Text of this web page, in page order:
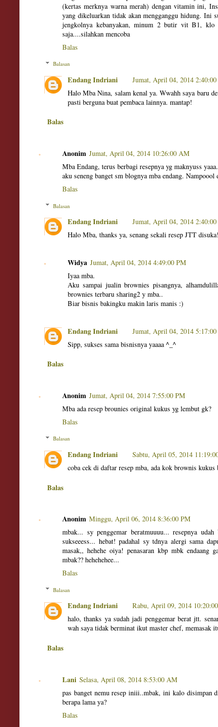
(kertas merknya warna merah) dengan vitamin ini,
yang dikeluarkan tidak akan mengganggu hidung. Ini
jengkolnya kebanyakan, minum 2 butir vit B1, klo
saja....silahkan mencoba
Balas
Balasan
Endang Indriani
Jumat, April 04, 2014
Halo Mba Nina, salam kenal ya. Wwahh saya baru
pasti berguna buat pembaca lainnya. mantap!
Balas
Anonim Jumat, April 04, 2014 10:26:00 AM
Mba Endang, terus berbagi resepnya yg maknyuss yaaa.
aku seneng banget sm blognya mba endang. Nampoool
Balas
Balasan
Endang Indriani
Jumat, April 04, 2014
Halo Mba, thanks ya, senang sekali resep JTT
Widya Jumat, April 04, 2014 4:49:00 PM
Iyaa mba.
Aku sampai jualin brownies pisangnya,
brownies terbaru sharing2 y mba..
Biar bisnis bakingku makin laris manis :)
Endang Indriani
Jumat, April 04, 2014
Sipp, sukses sama bisnisnya yaaaa ^_^
Balas
Anonim Jumat, April 04, 2014 7:55:00 PM
Mba ada resep brounies original kukus yg lembut gk?
Balas
Balasan
Endang Indriani
Sabtu, April 05, 2014
coba cek di daftar resep mba, ada kok brownis
Balas
Anonim Minggu, April 06, 2014 8:36:00 PM
mbak... sy penggemar beratmuuuu... resepnya
sukseeess... hebat! padahal sy tdnya alergi sama
masak,, hehehe oiya! penasaran kbp mbk
mbak?? hehehehee...
Balas
Balasan
Endang Indriani
Rabu, April 09, 2014
halo, thanks ya sudah jadi penggemar berat jtt.
wah saya tidak berminat ikut master chef, memasak
Balas
Lani Selasa, April 08, 2014 8:53:00 AM
pas banget nemu resep iniii..mbak, ini kalo disimpan
berapa lama ya?
Balas